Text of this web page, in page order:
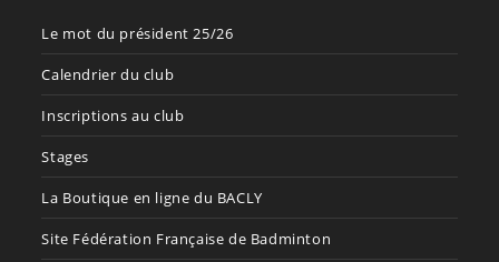
Le mot du président 25/26
Calendrier du club
Inscriptions au club
Stages
La Boutique en ligne du BACLY
Site Fédération Française de Badminton